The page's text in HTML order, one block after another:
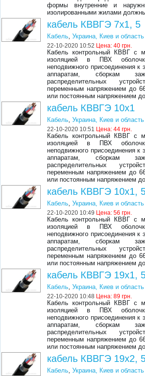
формы внутренние и
изолированными жилами
кабель КВВГЭ 7х1, 5
Кабель,Украина, Киев и область
22-10-2020 10:52 Цена:40 грн.
Кабель контрольный КВВГ
изоляцией в ПВХ
неподвижного присоединения к
аппаратам, сборкам
распределительных
переменным напряжением до
или постоянным напряжением
кабель КВВГЭ 10х1
Кабель,Украина, Киев и область
22-10-2020 10:51 Цена:44 грн.
Кабель контрольный КВВГ
изоляцией в ПВХ
неподвижного присоединения к
аппаратам, сборкам
распределительных
переменным напряжением до
или постоянным напряжением
кабель КВВГЭ 10х1,
Кабель,Украина, Киев и область
22-10-2020 10:49 Цена:56 грн.
Кабель контрольный КВВГ
изоляцией в ПВХ
неподвижного присоединения к
аппаратам, сборкам
распределительных
переменным напряжением до
или постоянным напряжением
кабель КВВГЭ 19х1,
Кабель,Украина, Киев и область
22-10-2020 10:48 Цена:89 грн.
Кабель контрольный КВВГ
изоляцией в ПВХ
неподвижного присоединения к
аппаратам, сборкам
распределительных
переменным напряжением до
или постоянным напряжением
кабель КВВГЭ 19х2,
Кабель,Украина, Киев и область